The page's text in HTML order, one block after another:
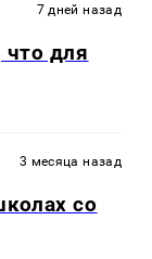
7 дней назад
что для
3 месяца назад
со